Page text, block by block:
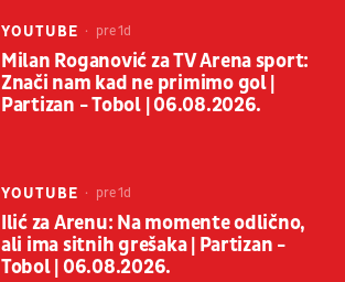
YOUTUBE pre 1d
Milan Roganović za TV Arena sport:
Znači nam kad ne primimo gol |
Partizan - Tobol | 06.08.2026.
YOUTUBE pre 1d
Ilić za Arenu: Na momente odlično,
ali ima sitnih grešaka | Partizan -
Tobol | 06.08.2026.